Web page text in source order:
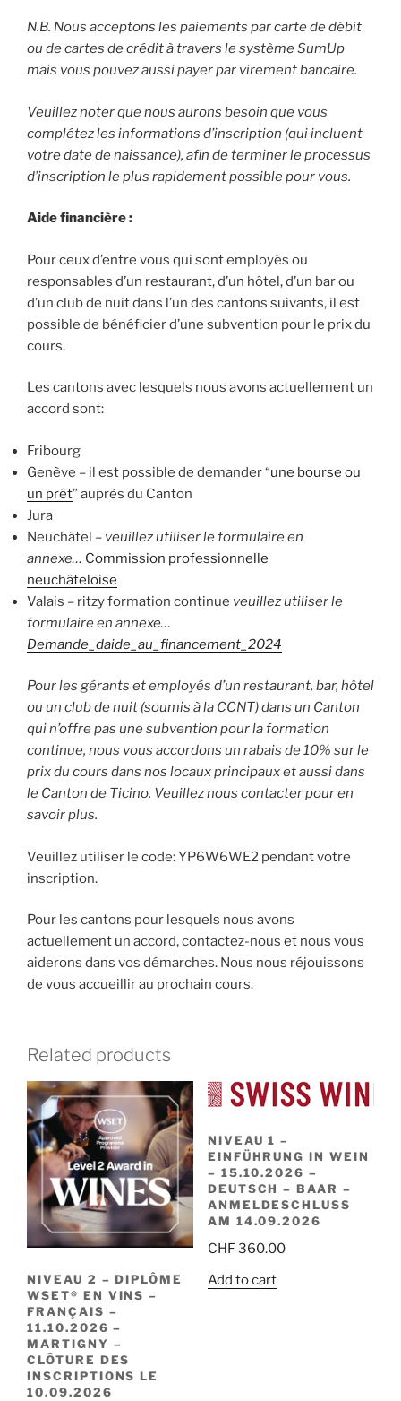
N.B. Nous acceptons les paiements par carte de débit
ou de cartes de crédit à travers le système SumUp
mais vous pouvez aussi payer par virement bancaire.
Veuillez noter que nous aurons besoin que vous
complétez les informations d’inscription (qui incluent
votre date de naissance), afin de terminer le processus
d’inscription le plus rapidement possible pour vous.
Aide financière :
Pour ceux d’entre vous qui sont employés ou
responsables d’un restaurant, d’un hôtel, d’un bar ou
d’un club de nuit dans l’un des cantons suivants, il est
possible de bénéficier d’une subvention pour le prix du
cours.
Les cantons avec lesquels nous avons actuellement un
accord sont:
Fribourg
Genève – il est possible de demander “une bourse ou
un prêt” auprès du Canton
Jura
Neuchâtel – veuillez utiliser le formulaire en
annexe… Commission professionnelle
neuchâteloise
Valais – ritzy formation continue veuillez utiliser le
formulaire en annexe…
Demande_daide_au_financement_2024
Pour les gérants et employés d’un restaurant, bar, hôtel
ou un club de nuit (soumis à la CCNT) dans un Canton
qui n’offre pas une subvention pour la formation
continue, nous vous accordons un rabais de 10% sur le
prix du cours dans nos locaux principaux et aussi dans
le Canton de Ticino. Veuillez nous contacter pour en
savoir plus.
Veuillez utiliser le code: YP6W6WE2 pendant votre
inscription.
Pour les cantons pour lesquels nous avons
actuellement un accord, contactez-nous et nous vous
aiderons dans vos démarches. Nous nous réjouissons
de vous accueillir au prochain cours.
Related products
NIVEAU 2 – DIPLÔME
WSET® EN VINS –
FRANÇAIS –
11.10.2026 –
MARTIGNY –
CLÔTURE DES
INSCRIPTIONS LE
10.09.2026
NIVEAU 1 –
EINFÜHRUNG IN WEIN
– 15.10.2026 –
DEUTSCH – BAAR –
ANMELDESCHLUSS
AM 14.09.2026
CHF360.00
Add to cart